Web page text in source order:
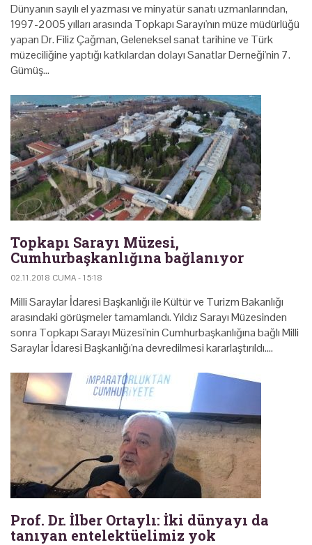
Dünyanın sayılı el yazması ve minyatür sanatı uzmanlarından,
1997-2005 yılları arasında Topkapı Sarayı'nın müze müdürlüğü
yapan Dr. Filiz Çağman, Geleneksel sanat tarihine ve Türk
müzeciliğine yaptığı katkılardan dolayı Sanatlar Derneği'nin 7.
Gümüş…
Topkapı Sarayı Müzesi,
Cumhurbaşkanlığına bağlanıyor
02.11.2018 CUMA - 15:18
Milli Saraylar İdaresi Başkanlığı ile Kültür ve Turizm Bakanlığı
arasındaki görüşmeler tamamlandı. Yıldız Sarayı Müzesinden
sonra Topkapı Sarayı Müzesi'nin Cumhurbaşkanlığına bağlı Milli
Saraylar İdaresi Başkanlığı'na devredilmesi kararlaştırıldı.…
Prof. Dr. İlber Ortaylı: İki dünyayı da
tanıyan entelektüelimiz yok